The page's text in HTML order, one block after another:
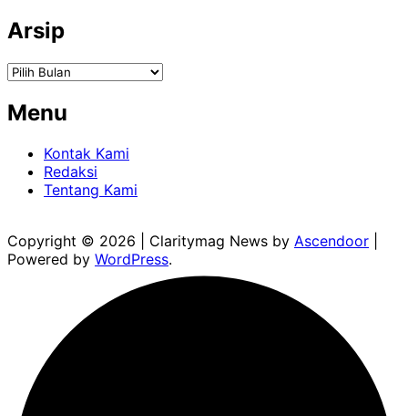
Arsip
Arsip
Menu
Kontak Kami
Redaksi
Tentang Kami
Copyright © 2026 | Claritymag News by Ascendoor
Powered by WordPress.